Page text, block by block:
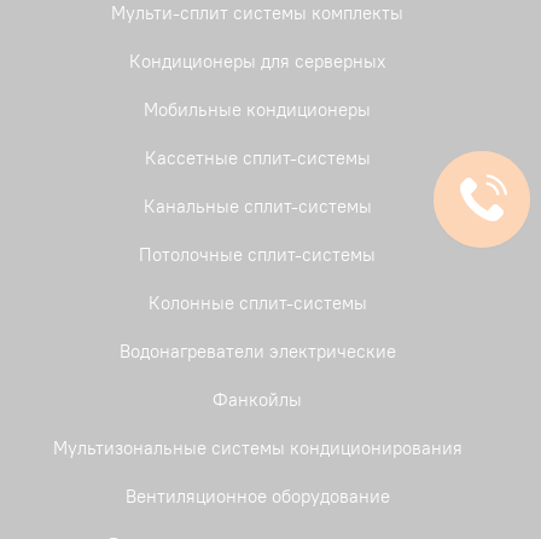
Мульти-сплит системы комплекты
Кондиционеры для серверных
Мобильные кондиционеры
Кассетные сплит-системы
Канальные сплит-системы
Потолочные сплит-системы
Колонные сплит-системы
Водонагреватели электрические
Фанкойлы
Мультизональные системы кондиционирования
Вентиляционное оборудование